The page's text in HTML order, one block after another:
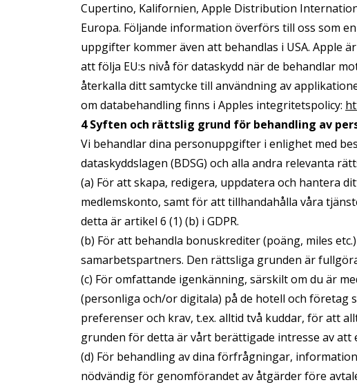
Cupertino, Kalifornien, Apple Distribution
Europa. Följande information överförs till oss som
uppgifter kommer även att behandlas i USA. Apple
att följa EU:s nivå för dataskydd när de behandlar
återkalla ditt samtycke till användning av
om databehandling finns i Apples integritetspolicy:
4 Syften och rättslig grund för behandling av
Vi behandlar dina personuppgifter i enlighet med
dataskyddslagen (BDSG) och alla andra relevanta
(a) För att skapa, redigera, uppdatera och hantera
medlemskonto, samt för att tillhandahålla våra
detta är artikel 6 (1) (b) i GDPR.
(b) För att behandla bonuskrediter (poäng, miles
samarbetspartners. Den rättsliga grunden är
(c) För omfattande igenkänning, särskilt om du är
(personliga och/or digitala) på de hotell och företag
preferenser och krav, t.ex. alltid två kuddar, för att
grunden för detta är vårt berättigade intresse av att
(d) För behandling av dina förfrågningar,
nödvändig för genomförandet av åtgärder före